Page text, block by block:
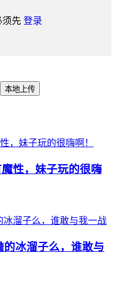
须先 登录
本地上传
性，妹子玩的很嗨
冰溜子么，谁敢与